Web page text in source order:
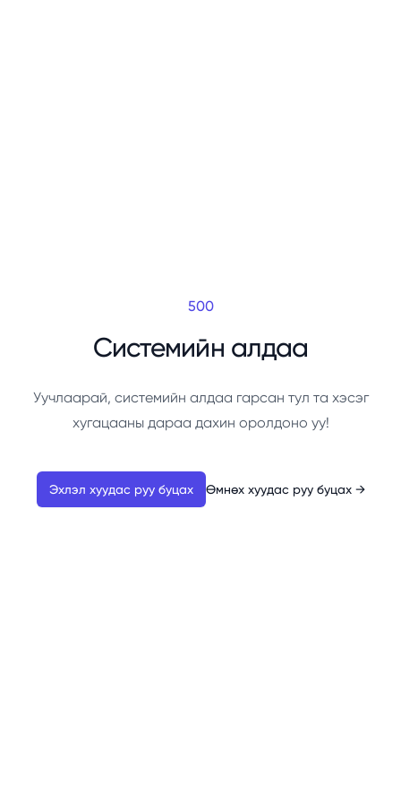
500
Системийн алдаа
Уучлаарай, системийн алдаа гарсан тул та хэсэг
хугацааны дараа дахин оролдоно уу!
Эхлэл хуудас руу буцах Өмнөх хуудас руу буцах →